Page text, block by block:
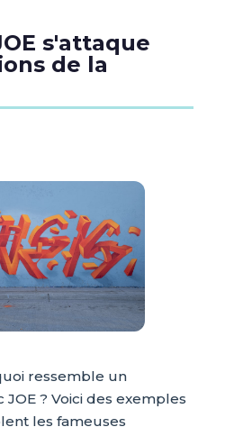
s'attaque
de la
ressemble un
? Voici des exemples
les fameuses